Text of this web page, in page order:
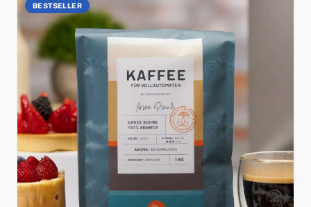
BESTSELLER